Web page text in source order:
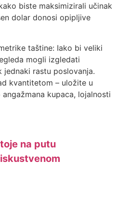
biste maksimizirali učinak
dolar donosi opipljive
taštine: Iako bi veliki
mogli izgledati
jednaki rastu poslovanja.
kvantitetom – uložite u
kupaca, lojalnosti
na putu